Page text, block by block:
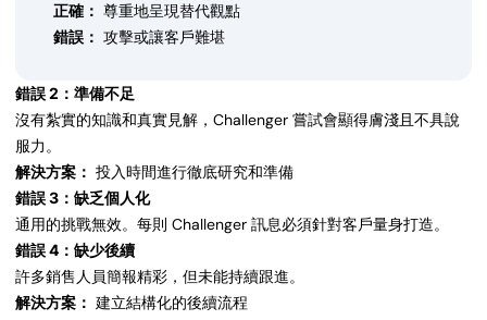
正確： 尊重地呈現替代觀點
錯誤： 攻擊或讓客戶難堪
錯誤 2：準備不足
沒有紮實的知識和真實見解，Challenger 嘗試會顯得膚淺且不具說
服力。
解決方案： 投入時間進行徹底研究和準備
錯誤 3：缺乏個人化
通用的挑戰無效。每則 Challenger 訊息必須針對客戶量身打造。
錯誤 4：缺少後續
許多銷售人員簡報精彩，但未能持續跟進。
解決方案： 建立結構化的後續流程